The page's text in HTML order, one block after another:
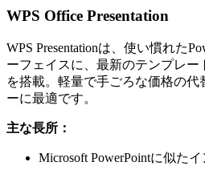
WPS Office Presentation
WPS Presentationは、使い慣れた
ーフェイスに、最新のテンプレ
を搭載。軽量で手ごろな価格の
ーに最適です。
主な長所：
Microsoft PowerPointに似た